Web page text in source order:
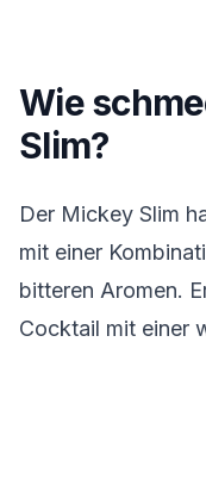
Wie
Slim?
Der Mickey Slim
mit einer
bitteren Aromen.
Cocktail mit einer